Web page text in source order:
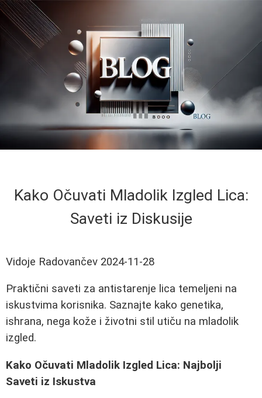
Kako Očuvati Mladolik Izgled Lica:
Saveti iz Diskusije
Vidoje Radovančev 2024-11-28
Praktični saveti za antistarenje lica temeljeni na
iskustvima korisnika. Saznajte kako genetika,
ishrana, nega kože i životni stil utiču na mladolik
izgled.
Kako Očuvati Mladolik Izgled Lica: Najbolji
Saveti iz Iskustva